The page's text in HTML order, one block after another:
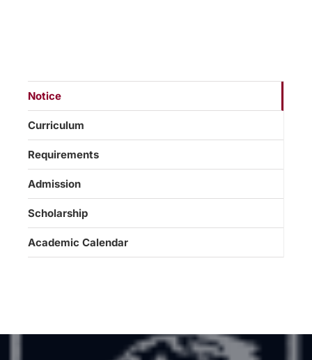
Notice
Curriculum
Requirements
Admission
Scholarship
Academic Calendar